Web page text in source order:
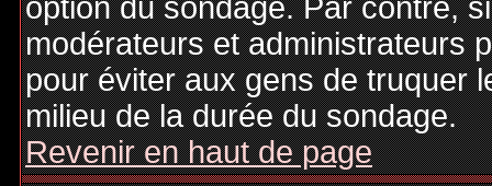
option du sondage. Par contre,
modérateurs et administrateurs
pour éviter aux gens de truquer
milieu de la durée du sondage.
Revenir en haut de page